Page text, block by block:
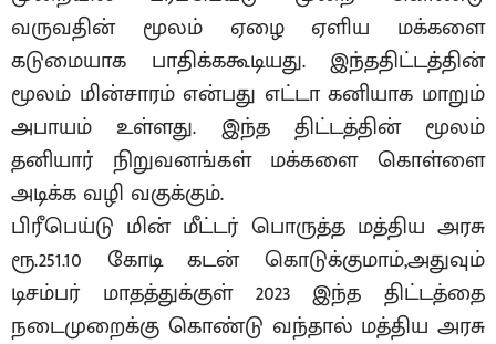
வருவதின் மூலம் ஏழை ஏளிய மக்களை
கடுமையாக பாதிக்ககூடியது. இந்ததிட்டத்தின்
மூலம் மின்சாரம் என்பது எட்டா கனியாக மாறும்
அபாயம் உள்ளது. இந்த திட்டத்தின் மூலம்
தனியார் நிறுவனங்கள் மக்களை கொள்ளை
அடிக்க வழி வகுக்கும்.
பிரீபெய்டு மின் மீட்டர் பொருத்த மத்திய அரசு
ரூ.251.10 கோடி கடன் கொடுக்குமாம்,அதுவும்
டிசம்பர் மாதத்துக்குள் 2023 இந்த திட்டத்தை
நடைமுறைக்கு கொண்டு வந்தால் மத்திய அரசு